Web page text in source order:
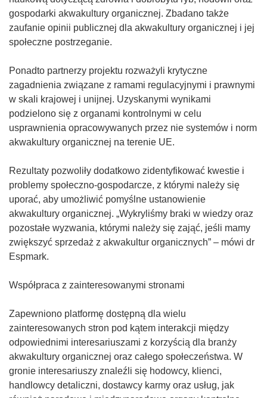
gospodarki akwakultury organicznej. Zbadano także
zaufanie opinii publicznej dla akwakultury organicznej i jej
społeczne postrzeganie.
Ponadto partnerzy projektu rozważyli krytyczne
zagadnienia związane z ramami regulacyjnymi i prawnymi
w skali krajowej i unijnej. Uzyskanymi wynikami
podzielono się z organami kontrolnymi w celu
usprawnienia opracowywanych przez nie systemów i norm
akwakultury organicznej na terenie UE.
Rezultaty pozwoliły dodatkowo zidentyfikować kwestie i
problemy społeczno-gospodarcze, z którymi należy się
uporać, aby umożliwić pomyślne ustanowienie
akwakultury organicznej. „Wykryliśmy braki w wiedzy oraz
pozostałe wyzwania, którymi należy się zająć, jeśli mamy
zwiększyć sprzedaż z akwakultur organicznych” – mówi dr
Espmark.
Współpraca z zainteresowanymi stronami
Zapewniono platformę dostępną dla wielu
zainteresowanych stron pod kątem interakcji między
odpowiednimi interesariuszami z korzyścią dla branży
akwakultury organicznej oraz całego społeczeństwa. W
gronie interesariuszy znaleźli się hodowcy, klienci,
handlowcy detaliczni, dostawcy karmy oraz usług, jak